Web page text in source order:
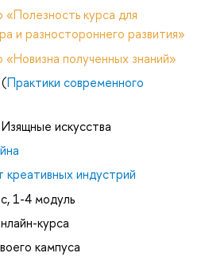
курса для
и разностороннего развития»
полученных знаний»
Практики современного
искусства
креативных индустрий
1-4 модуль
курса
кампуса